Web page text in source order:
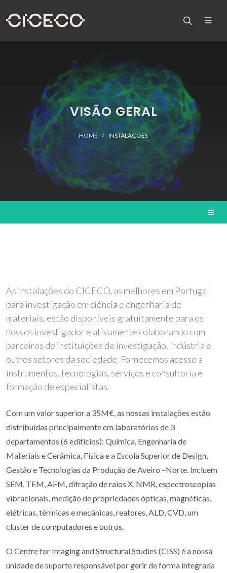
VISÃO GERAL
HOME INSTALAÇÕES
As instalações do CICECO, as melhores em Portugal
para investigação em ciência e engenharia de
materiais, estão disponíveis gratuitamente para os
nossos investigador e ativamente colaborando com
parceiros de instituições de investigação, indústria e
outros setores da sociedade. Fornecemos acesso a
instrumentos, tecnologias, serviços e consultoria e
formação de especialistas.
Com um valor superior a 35M€, as nossas instalações estão
distribuídas principalmente em laboratórios de 3
departamentos (6 edifícios): Química, Engenharia de
Materiais e Cerâmica, Física e a Escola Superior de Design,
Gestão e Tecnologias da Produção de Aveiro –Norte. Incluem
SEM, TEM, AFM, difração de raios X, NMR, espectroscopias
vibracionais, medição de propriedades ópticas, magnéticas,
elétricas, térmicas e mecânicas, reatores, ALD, CVD, um
cluster de computadores e outros.
O Centre for Imaging and Structural Studies (CISS) é a nossa
unidade de suporte responsável por gerir de forma integrada